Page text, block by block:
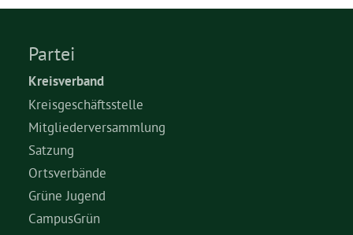
Aktuelles
Termine
Partei
Kreisverband
Kreisgeschäftsstelle
Mitgliederversammlung
Satzung
Ortsverbände
Grüne Jugend
CampusGrün